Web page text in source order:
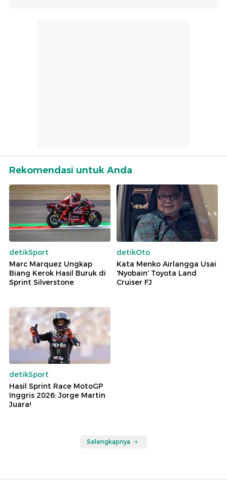
Rekomendasi untuk Anda
detikSport
Marc Marquez Ungkap
Biang Kerok Hasil Buruk di
Sprint Silverstone
detikOto
Kata Menko Airlangga Usai
'Nyobain' Toyota Land
Cruiser FJ
detikSport
Hasil Sprint Race MotoGP
Inggris 2026: Jorge Martin
Juara!
Selengkapnya